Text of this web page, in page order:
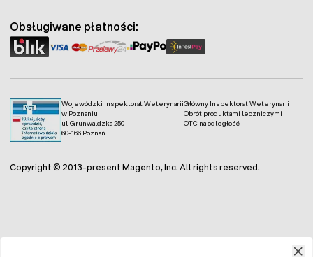
Wojewódzki Inspektorat Weterynarii
w Poznaniu
ul. Grunwaldzka 250
60-166 Poznań
Główny Inspektorat Weterynarii
Obrót produktami leczniczymi
OTC na odległość
Obsługiwane płatności:
Copyright © 2013-present Magento, Inc. All rights reserved.